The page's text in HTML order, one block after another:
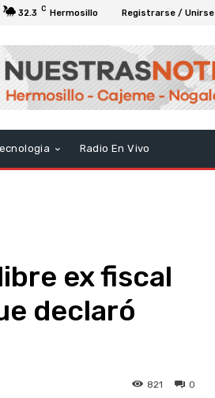
32.3 C Hermosillo Registrarse / Unirse
Radio En Vivo
ex fiscal
declaró
0
821